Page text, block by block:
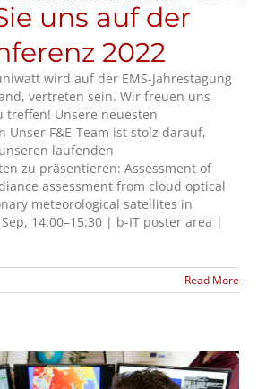
uns auf der
2022
wird auf der EMS-Jahrestagung
vertreten sein. Wir freuen uns
treffen! Unsere neuesten
Unser F&E-Team ist stolz darauf,
laufenden
zu präsentieren: Assessment of
assessment from cloud optical
meteorological satellites in
14:00–15:30 | b-IT poster area |
Read More